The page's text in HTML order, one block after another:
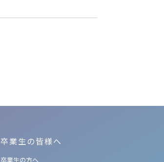
卒業生の皆様へ
卒業生の方へ